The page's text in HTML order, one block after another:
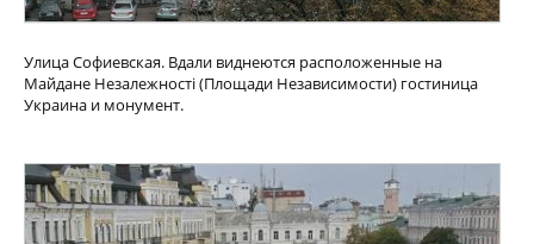
Улица Софиевская. Вдали виднеются расположенные на
Майдане Незалежності (Площади Независимости) гостиница
Украина и монумент.